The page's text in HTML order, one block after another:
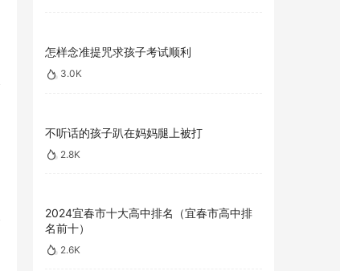
怎样念准提咒求孩子考试顺利
3.0K
不听话的孩子趴在妈妈腿上被打
2.8K
2024宜春市十大高中排名（宜春市高中排
名前十）
2.6K